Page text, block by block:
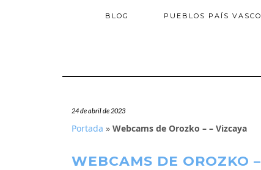
BLOG PUEBLOS PAÍS VASCO
24 de abril de 2023
Portada » Webcams de Orozko – – Vizcaya
WEBCAMS DE OROZKO